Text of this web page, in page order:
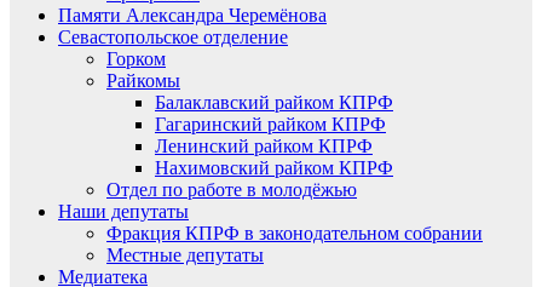
Памяти Александра Черемёнова
Севастопольское отделение
Горком
Райкомы
Балаклавский райком КПРФ
Гагаринский райком КПРФ
Ленинский райком КПРФ
Нахимовский райком КПРФ
Отдел по работе в молодёжью
Наши депутаты
Фракция КПРФ в законодательном собрании
Местные депутаты
Медиатека